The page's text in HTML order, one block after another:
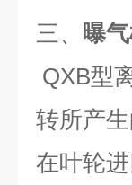
三、 曝
QXB型
转所产
在叶轮